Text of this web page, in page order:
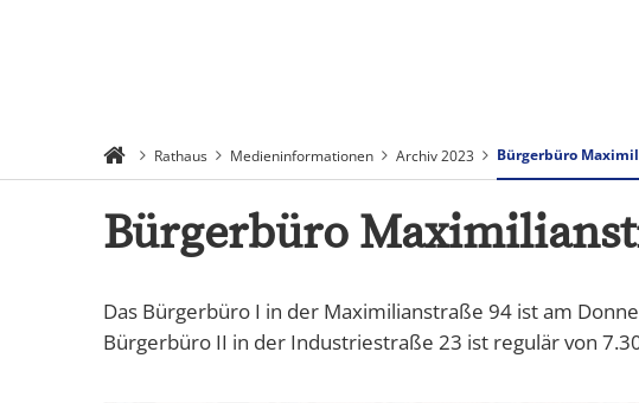
Rathaus Medieninformationen Archiv 2023 Bürgerbüro
Bürgerbüro
Das Bürgerbüro I in der Maximilianstraße 94 ist am
Bürgerbüro II in der Industriestraße 23 ist regulär von